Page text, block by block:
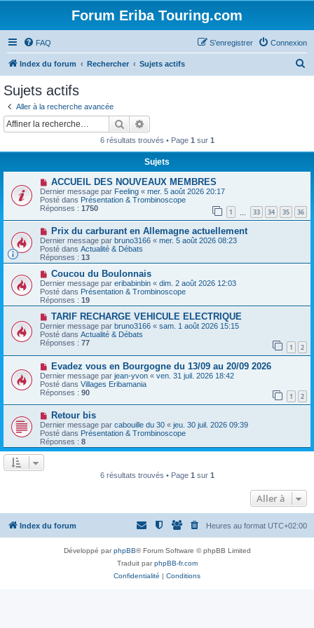
Forum Eriba Touring.com
FAQ Connexion
S’enregistrer
Index du forum Rechercher Sujets actifs
Sujets actifs
Aller à la recherche avancée
Rechercher
6 résultats trouvés • Page 1 sur 1
Sujets
N
o
u
v
e
a
m
e
s
s
a
g
e
ACCUEIL DES NOUVEAUX MEMBRES
Dernier message par Feeling « mer. 5 août 2026 20:17
Posté dans Présentation & Trombinoscope
Réponses : 1750 1 33 34 35 36
N
o
u
v
e
a
m
e
s
s
g
e
Prix ​​du carburant en Allemagne actuellement
Dernier message par bruno3166 « mer. 5 août 2026 08:23
Posté dans Actualité & Débats
Réponses : 13
N
o
u
v
e
a
m
e
s
s
a
g
e
Coucou du Boulonnais
Dernier message par eribabinbin « dim. 2 août 2026 12:03
Posté dans Présentation & Trombinoscope
Réponses : 19
N
o
u
v
e
a
u
m
e
s
s
a
e
TARIF RECHARGE VEHICULE ELECTRIQUE
Dernier message par bruno3166 « sam. 1 août 2026 15:15
Posté dans Actualité & Débats
Réponses : 77 1 2
N
o
u
v
e
a
m
e
s
s
Evadez vous en Bourgogne du 13/09 au 20/09 2026
Dernier message par jean-yvon « ven. 31 juil. 2026 18:42
Posté dans Villages Eribamania
Réponses : 90 1 2
N
o
u
v
e
g
e
Retour bis
Dernier message par cabouille du 30 « jeu. 30 juil. 2026 09:39
Posté dans Présentation & Trombinoscope
Réponses : 8
6 résultats trouvés • Page 1sur 1
Aller à
Index du forum Heures au format UTC+02:00
Développé parphpBB® Forum Software © phpBB Limited
Traduit parphpBB-fr.com
Confidentialité
Conditions